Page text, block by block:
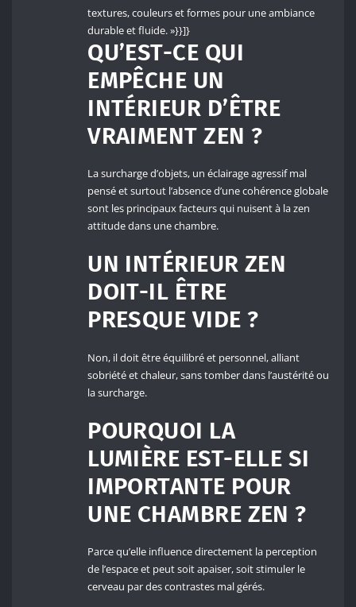
textures, couleurs et formes pour une ambiance
durable et fluide. »}}]}
QU’EST-CE QUI
EMPÊCHE UN
INTÉRIEUR D’ÊTRE
VRAIMENT ZEN ?
La surcharge d’objets, un éclairage agressif mal
pensé et surtout l’absence d’une cohérence globale
sont les principaux facteurs qui nuisent à la zen
attitude dans une chambre.
UN INTÉRIEUR ZEN
DOIT-IL ÊTRE
PRESQUE VIDE ?
Non, il doit être équilibré et personnel, alliant
sobriété et chaleur, sans tomber dans l’austérité ou
la surcharge.
POURQUOI LA
LUMIÈRE EST-ELLE SI
IMPORTANTE POUR
UNE CHAMBRE ZEN ?
Parce qu’elle influence directement la perception
de l’espace et peut soit apaiser, soit stimuler le
cerveau par des contrastes mal gérés.